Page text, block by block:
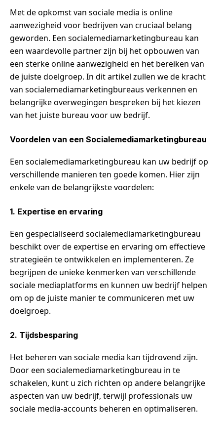
Met de opkomst van sociale media is online
aanwezigheid voor bedrijven van cruciaal belang
geworden. Een socialemediamarketingbureau kan
een waardevolle partner zijn bij het opbouwen van
een sterke online aanwezigheid en het bereiken van
de juiste doelgroep. In dit artikel zullen we de kracht
van socialemediamarketingbureaus verkennen en
belangrijke overwegingen bespreken bij het kiezen
van het juiste bureau voor uw bedrijf.
Voordelen van een Socialemediamarketingbureau
Een socialemediamarketingbureau kan uw bedrijf op
verschillende manieren ten goede komen. Hier zijn
enkele van de belangrijkste voordelen:
1. Expertise en ervaring
Een gespecialiseerd socialemediamarketingbureau
beschikt over de expertise en ervaring om effectieve
strategieën te ontwikkelen en implementeren. Ze
begrijpen de unieke kenmerken van verschillende
sociale mediaplatforms en kunnen uw bedrijf helpen
om op de juiste manier te communiceren met uw
doelgroep.
2. Tijdsbesparing
Het beheren van sociale media kan tijdrovend zijn.
Door een socialemediamarketingbureau in te
schakelen, kunt u zich richten op andere belangrijke
aspecten van uw bedrijf, terwijl professionals uw
sociale media-accounts beheren en optimaliseren.